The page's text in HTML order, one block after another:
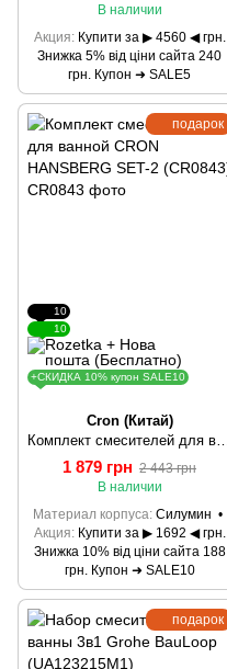
В наличии
Акция Купити за ▶ 4560 ◀ грн.
Знижка 5% від ціни сайта 240
грн. Купон ➜ SALE5
подарок
10
10
+СКИДКА 10% купон SALE10
Cron (Китай)
1 879 грн 2 443 грн
В наличии
Материал корпуса Силумин
Акция
Купити за ▶ 1692 ◀ грн.
Знижка 10% від ціни сайта 188
грн. Купон ➜ SALE10
подарок